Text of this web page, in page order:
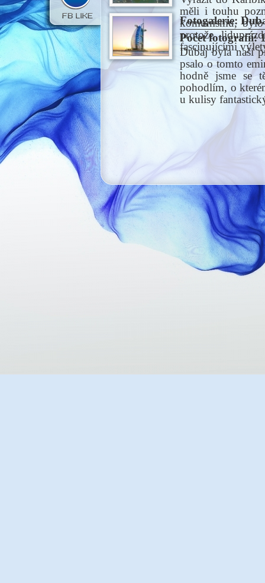
měli i touhu
komunismu,
protože
fascinujícími
Fotogalerie:
Počet fotografií:
Dubaj byla naší
psalo o tomto
hodně jsme se
pohodlím, o
u kulisy